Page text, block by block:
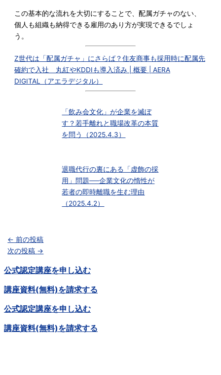
この基本的な流れを大切にすることで、配属ガチャのない、
個人も組織も納得できる雇用のあり方が実現できるでしょ
う。
Z世代は「配属ガチャ」にさらば？住友商事も採用時に配属先
確約で入社 丸紅やKDDIも導入済み | 概要 | AERA
DIGITAL（アエラデジタル）
「飲み会文化」が企業を滅ぼ
す？若手離れと職場改革の本質
を問う（2025.4.3）
退職代行の裏にある「虚飾の採
用」問題──企業文化の惰性が
若者の即時離職を生む理由
（2025.4.2）
← 前の投稿
次の投稿 →
公式認定講座を申し込む
講座資料(無料)を請求する
公式認定講座を申し込む
講座資料(無料)を請求する